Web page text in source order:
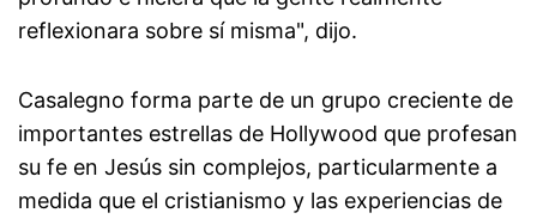
reflexionara sobre sí misma", dijo.
Casalegno forma parte de un grupo creciente de
importantes estrellas de Hollywood que profesan
su fe en Jesús sin complejos, particularmente a
medida que el cristianismo y las experiencias de